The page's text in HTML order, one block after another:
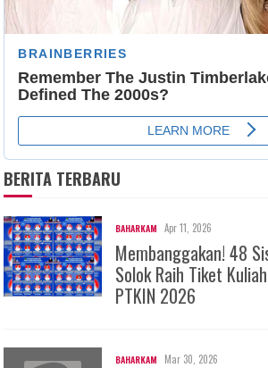
BERITA TERBARU
BAHARKAM Apr 11, 2026
Membanggakan! 48
Solok Raih Tiket
PTKIN 2026
BAHARKAM Mar 30, 2026